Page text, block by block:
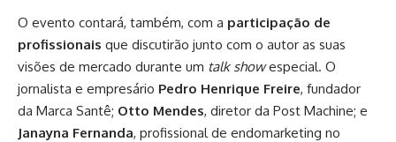
O evento contará, também, com a participação de
profissionais que discutirão junto com o autor as suas
visões de mercado durante um talk showespecial. O
jornalista e empresário Pedro Henrique Freire, fundador
da Marca Santê; Otto Mendes, diretor da Post Machine; e
Janayna Fernanda, profissional de endomarketing no